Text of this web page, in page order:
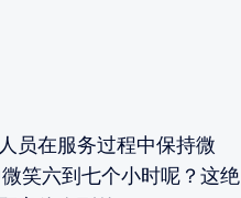
员在服务过程中保持微
笑六到七个小时呢？这绝